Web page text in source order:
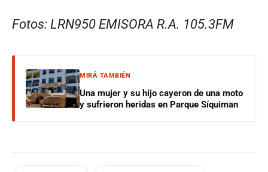
Fotos: LRN950 EMISORA R.A. 105.3FM
MIRÁ TAMBIÉN
Una mujer y su hijo cayeron de una moto
y sufrieron heridas en Parque Síquiman